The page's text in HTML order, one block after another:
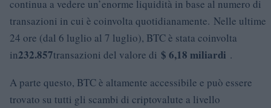
continua a vedere un’enorme liquidità in base al numero di
transazioni in cui è coinvolta quotidianamente. Nelle ultime
24 ore (dal 6 luglio al 7 luglio), BTC è stata coinvolta
in232.857transazioni del valore di $ 6,18 miliardi .
A parte questo, BTC è altamente accessibile e può essere
trovato su tutti gli scambi di criptovalute a livello